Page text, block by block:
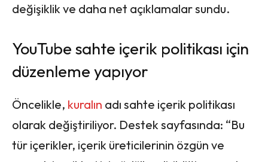
değişiklik ve daha net açıklamalar sundu.
YouTube sahte içerik politikası için
düzenleme yapıyor
Öncelikle, kuralın adı sahte içerik politikası
olarak değiştiriliyor. Destek sayfasında: “Bu
tür içerikler, içerik üreticilerinin özgün ve